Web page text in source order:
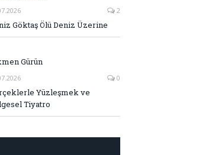
2
Göktaş Ölü Deniz Üzerine
Gürün
0
Yüzleşmek ve
Tiyatro